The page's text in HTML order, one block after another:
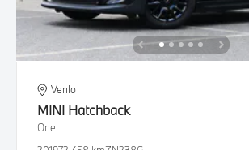
Venlo
MINI Hatchback
One